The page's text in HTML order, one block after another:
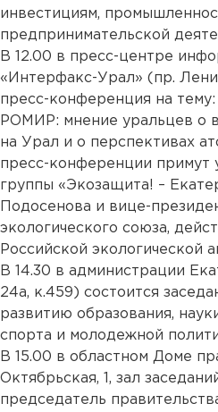
инвестициям,
предпринимательской
В 12.00 в пресс-центре
«Интерфакс-Урал» (пр.
пресс-конференция на тему:
РОМИР: мнение уральцев о
на Урал и о перспективах
пресс-конференции примут
группы «Экозащита! –
Подосенова и вице-
экологического союза,
Российской экологической
В 14.30 в администрации
24а, к.459) состоится
развитию образования,
спорта и молодежной
В 15.00 в областном Доме
Октябрьская, 1, зал
председатель